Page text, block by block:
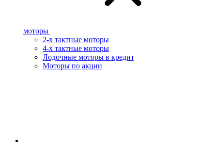
моторы
2-х тактные моторы
4-х тактные моторы
Лодочные моторы в кредит
Моторы по акции